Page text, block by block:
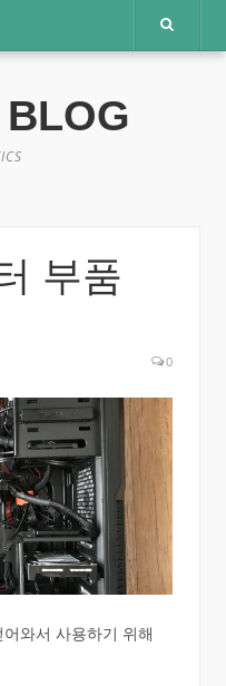
부품
0
와서 사용하기 위해